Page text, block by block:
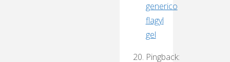
generico
flagyl
gel
Pingback: